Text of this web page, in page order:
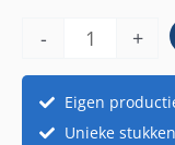
-
aantal
+
Eigen
Unieke